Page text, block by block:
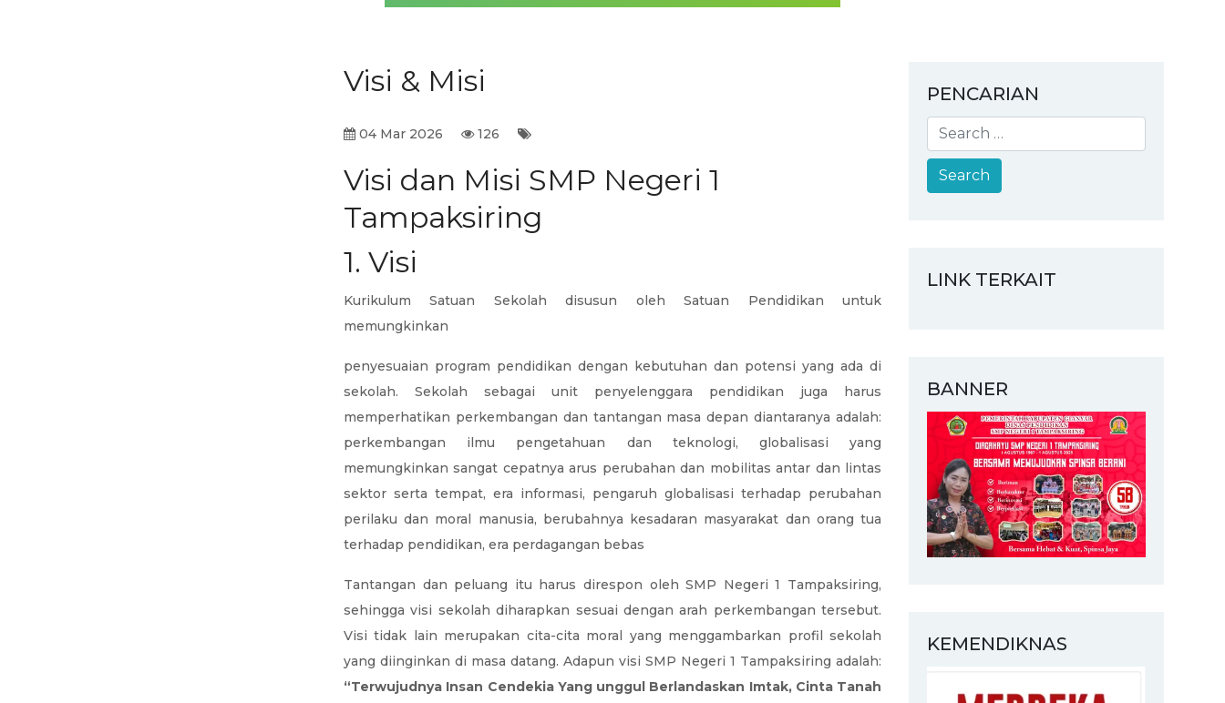
Visi & Misi
04 Mar 2026 126
Visi dan Misi SMP Negeri 1
Tampaksiring
1. Visi
Kurikulum Satuan Sekolah disusun oleh Satuan Pendidikan untuk
memungkinkan
penyesuaian program pendidikan dengan kebutuhan dan potensi yang ada di
sekolah. Sekolah sebagai unit penyelenggara pendidikan juga harus
memperhatikan perkembangan dan tantangan masa depan diantaranya adalah:
perkembangan ilmu pengetahuan dan teknologi, globalisasi yang
memungkinkan sangat cepatnya arus perubahan dan mobilitas antar dan lintas
sektor serta tempat, era informasi, pengaruh globalisasi terhadap perubahan
perilaku dan moral manusia, berubahnya kesadaran masyarakat dan orang tua
terhadap pendidikan, era perdagangan bebas
Tantangan dan peluang itu harus direspon oleh SMP Negeri 1 Tampaksiring,
sehingga visi sekolah diharapkan sesuai dengan arah perkembangan tersebut.
Visi tidak lain merupakan cita-cita moral yang menggambarkan profil sekolah
yang diinginkan di masa datang. Adapun visi SMP Negeri 1 Tampaksiring adalah:
“Terwujudnya Insan Cendekia Yang unggul Berlandaskan Imtak, Cinta Tanah
PENCARIAN
LINK TERKAIT
BANNER
KEMENDIKNAS